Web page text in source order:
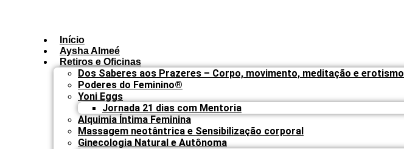
Início
Aysha Almeé
Retiros e Oficinas
Dos Saberes aos Prazeres – Corpo, movimento, meditação e erotismo
Poderes do Feminino®
Yoni Eggs
Jornada 21 dias com Mentoria
Alquimia Íntima Feminina
Massagem neotântrica e Sensibilização corporal
Ginecologia Natural e Autônoma